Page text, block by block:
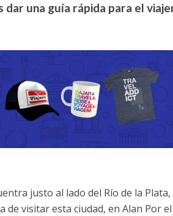
dar una guía rápida para el
justo al lado del Río de la Plata,
de visitar esta ciudad, en Alan Por